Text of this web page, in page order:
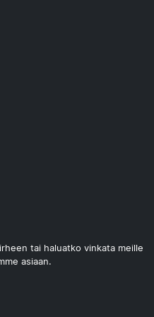
tai haluatko vinkata meille
asiaan.